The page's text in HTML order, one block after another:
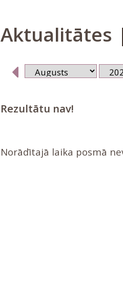
Aktualitātes
Rezultātu nav!
Norādītajā laika posmā